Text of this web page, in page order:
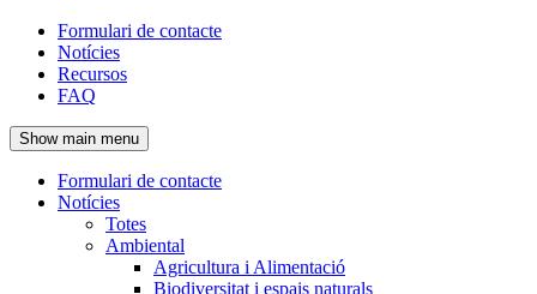
Navegació
principal
de
l'encapçalament
Formulari de contacte
Notícies
Recursos
FAQ
Show main menu
Navegació
principal
Formulari de contacte
Notícies
Totes
Ambiental
Agricultura i Alimentació
Biodiversitat i espais naturals